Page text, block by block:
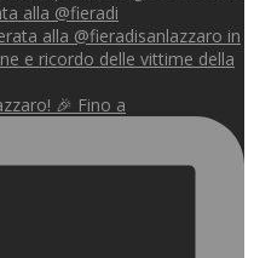
alla @fieradi
🎉 Fino a